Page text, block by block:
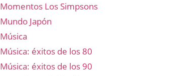
Momentos Los Simpsons
Mundo Japón
Música
Música: éxitos de los 80
Música: éxitos de los 90